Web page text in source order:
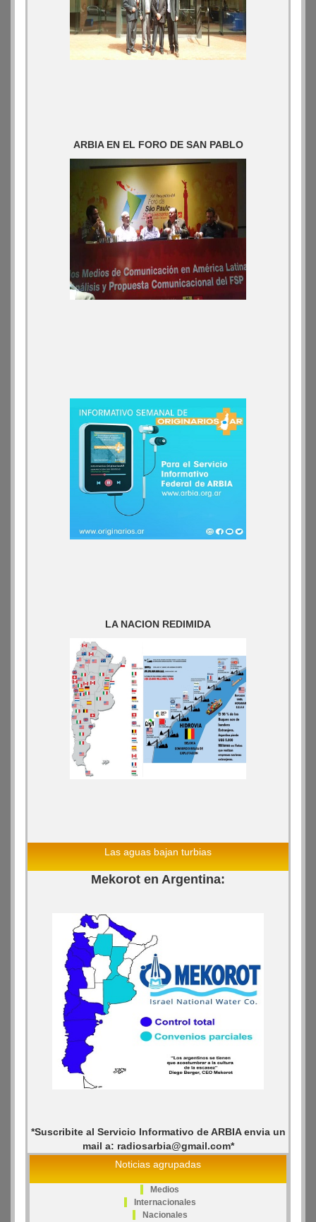
ARBIA EN EL FORO DE SAN PABLO
LA NACION REDIMIDA
Las aguas bajan turbias
Mekorot en Argentina:
*Suscribite al Servicio Informativo de ARBIA envia un
mail a: radiosarbia@gmail.com*
Noticias agrupadas
Medios
Internacionales
Nacionales